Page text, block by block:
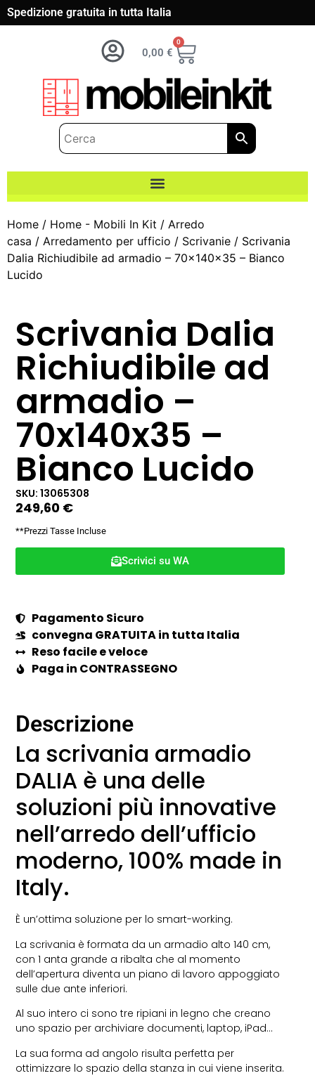
Spedizione gratuita in tutta Italia
0,00 €
0
Home / Home - Mobili In Kit / Arredo
casa / Arredamento per ufficio / Scrivanie / Scrivania
Dalia Richiudibile ad armadio – 70x140x35 – Bianco
Lucido
Scrivania Dalia
Richiudibile ad
armadio –
70x140x35 –
Bianco Lucido
SKU: 13065308
249,60 €
**Prezzi Tasse Incluse
Scrivici su WA
Pagamento Sicuro
convegna GRATUITA in tutta Italia
Reso facile e veloce
Paga in CONTRASSEGNO
Descrizione
La scrivania armadio
DALIA è una delle
soluzioni più innovative
nell’arredo dell’ufficio
moderno, 100% made in
Italy.
È un’ottima soluzione per lo smart-working.
La scrivania è formata da un armadio alto 140 cm,
con 1 anta grande a ribalta che al momento
dell’apertura diventa un piano di lavoro appoggiato
sulle due ante inferiori.
Al suo intero ci sono tre ripiani in legno che creano
uno spazio per archiviare documenti, laptop, iPad…
La sua forma ad angolo risulta perfetta per
ottimizzare lo spazio della stanza in cui viene inserita.